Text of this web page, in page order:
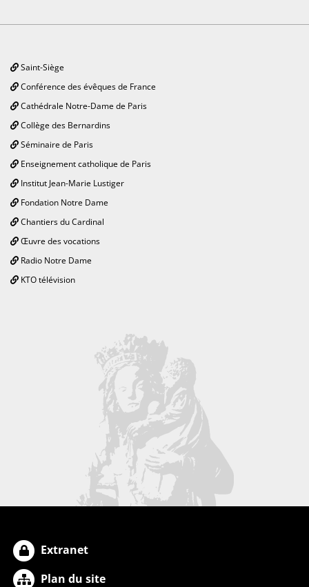
Saint-Siège
Conférence des évêques de France
Cathédrale Notre-Dame de Paris
Collège des Bernardins
Séminaire de Paris
Enseignement catholique de Paris
Institut Jean-Marie Lustiger
Fondation Notre Dame
Chantiers du Cardinal
Œuvre des vocations
Radio Notre Dame
KTO télévision
Extranet
Plan du site